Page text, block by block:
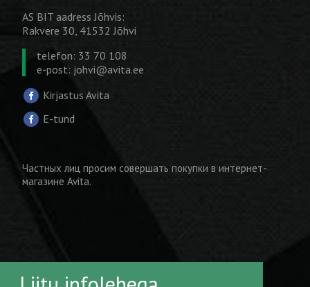
AS BIT aadress Jõhvis:
Rakvere 30, 41532 Jõhvi
telefon: 33 70 108
e-post: johvi@avita.ee
Kirjastus Avita
E-tund
Частных лиц просим совершать покупки в интернет-
магазине Avita.